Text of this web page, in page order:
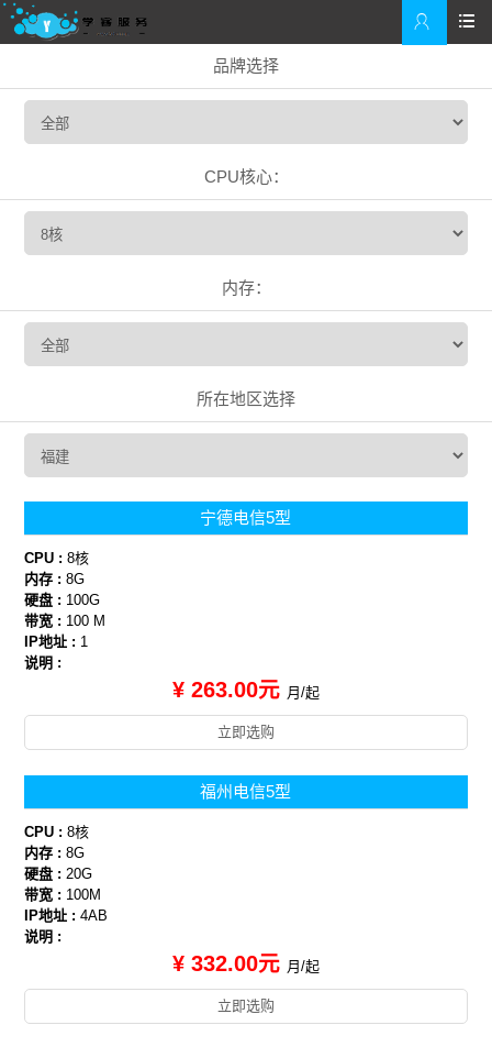


品牌选择
CPU核心：
内存：
所在地区选择
宁德电信5型
CPU :8核
内存 :8G
硬盘 : 100G
带宽 : 100 M
IP地址 : 1
说明 :
¥ 263.00元 月/起
立即选购
福州电信5型
CPU :8核
内存 :8G
硬盘 : 20G
带宽 : 100M
IP地址 :4AB
说明 :
¥ 332.00元 月/起
立即选购